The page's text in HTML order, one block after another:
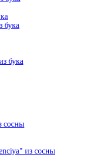
бука
бука
сосны
из сосны